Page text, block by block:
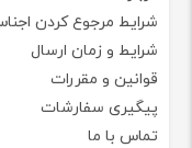
شرایط مرجوع کردن
شرایط و زمان ارسال
قوانین و مقررات
پیگیری سفارشات
تماس با ما